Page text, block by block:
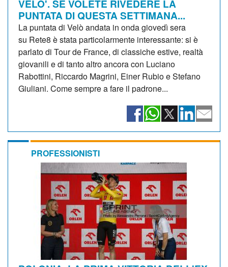
VELO'. SE VOLETE RIVEDERE LA
PUNTATA DI QUESTA SETTIMANA...
La puntata di Velò andata in onda giovedì sera
su Rete8 è stata particolarmente interessante: si è
parlato di Tour de France, di classiche estive, realtà
giovanili e di tanto altro ancora con Luciano
Rabottini, Riccardo Magrini, Einer Rubio e Stefano
Giuliani. Come sempre a fare il padrone...
PROFESSIONISTI